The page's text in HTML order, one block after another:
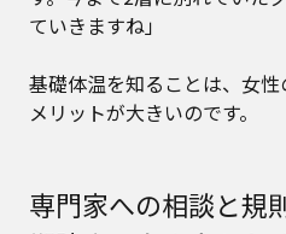
ていきますね」
基礎体温を知ることは、女
メリットが大きいのです。
専門家への相談と規